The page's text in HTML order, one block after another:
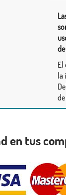
El
en tus